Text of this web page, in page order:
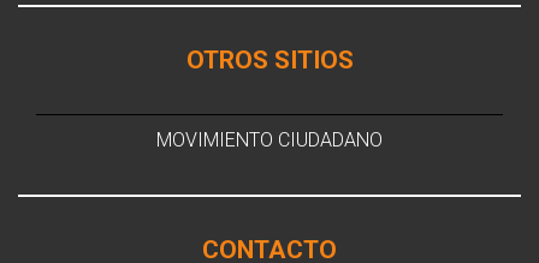
OTROS SITIOS
MOVIMIENTO CIUDADANO
CONTACTO